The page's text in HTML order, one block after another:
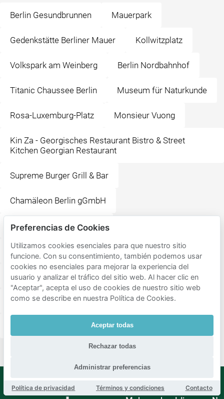
Berlin Gesundbrunnen Mauerpark
Gedenkstätte Berliner Mauer Kollwitzplatz
Volkspark am Weinberg Berlin Nordbahnhof
Titanic Chaussee Berlin Museum für Naturkunde
Rosa-Luxemburg-Platz Monsieur Vuong
Kin Za - Georgisches Restaurant Bistro & Street
Kitchen Georgian Restaurant
Supreme Burger Grill & Bar
Chamäleon Berlin gGmbH
Hofbräu Wirtshaus Berlin
Friedrichstadt-Palast Berlin Monbijoupark
Madami - Mom's Vietnamesische Küche
Volkspark Friedrichshain Berlin Hauptbahnhof
Preferencias de Cookies
Utilizamos cookies esenciales para que nuestro sitio
funcione. Con su consentimiento, también podemos usar
cookies no esenciales para mejorar la experiencia del
usuario y analizar el tráfico del sitio web. Al hacer clic en
"Aceptar", acepta el uso de cookies de nuestro sitio web
como se describe en nuestra Política de Cookies.
Aceptar todas
Rechazar todas
Administrar preferencias
Política de privacidad Términos y condiciones Contacto